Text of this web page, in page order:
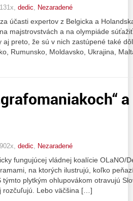
dedic Nezaradené
účasti expertov z Belgicka a
majstrovstvách a na olympiáde
aj preto, že sú v nich zastúpené také
Rumunsko, Moldavsko, Ukrajina,
dedic, Nezaradené
fungujúcej vládnej koalície OLaNO/
na ktorých ilustrujú, koľko
plytkým ohlupovákom otravujú
rozčuľujú. Lebo väčšina […]